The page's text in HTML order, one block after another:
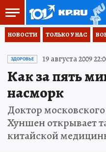
НОВОСТИ ТОЛЬКО У НАС
ЗДОРОВЬЕ 19 августа 2009
Как за пять
насморк
Доктор
Хуншен открывает
китайской